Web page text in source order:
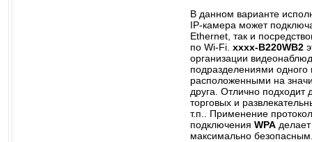
В данном варианте
IP-камера может
Ethernet, так и
по Wi-Fi. xxxx-B220WB2
организации
подразделениями одного
расположенными на
друга. Отлично подходит
торговых и
т.п.. Применение
подключения WPA
максимально